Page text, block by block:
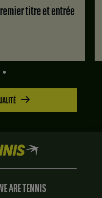
ARE TENNIS